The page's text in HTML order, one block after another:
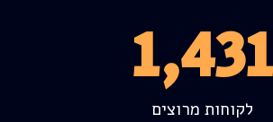
לקוחות מרוצים
1,431